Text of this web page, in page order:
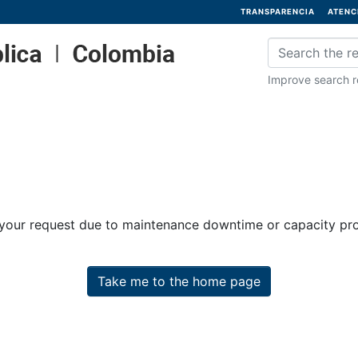
TRANSPARENCIA
Improve search
request due to maintenance downtime or capacity
Take me to the home page